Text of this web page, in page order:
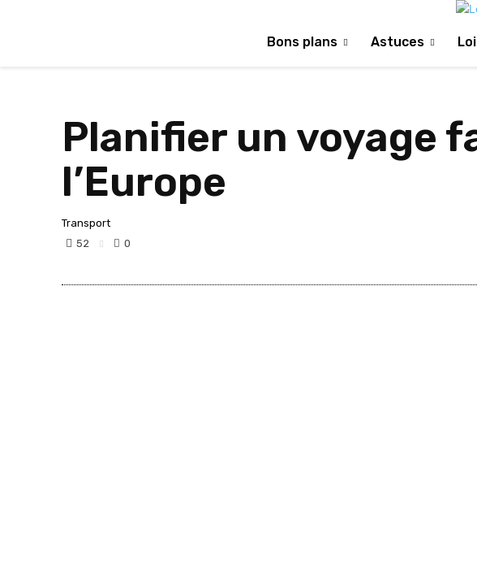
Bons plans Astuces
Planifier un voyage
l’Europe
Transport
52
0